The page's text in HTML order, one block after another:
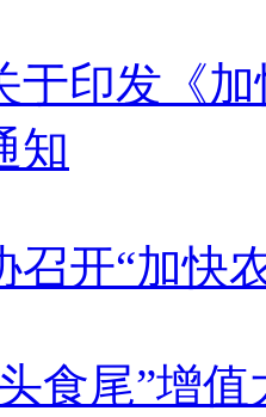
于印发《
知
召开“加快
食尾”增值